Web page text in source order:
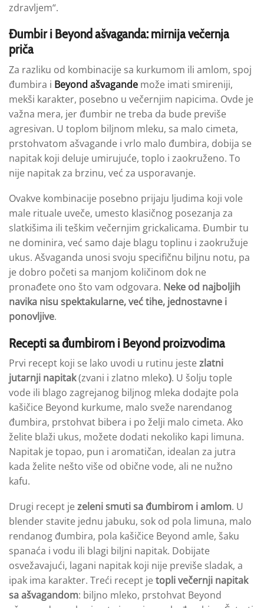
zdravljem“.
Đumbir i Beyond ašvaganda: mirnija večernja
priča
Za razliku od kombinacije sa kurkumom ili amlom, spoj
đumbira i Beyond ašvagande može imati smireniji,
mekši karakter, posebno u večernjim napicima. Ovde je
važna mera, jer đumbir ne treba da bude previše
agresivan. U toplom biljnom mleku, sa malo cimeta,
prstohvatom ašvagande i vrlo malo đumbira, dobija se
napitak koji deluje umirujuće, toplo i zaokruženo. To
nije napitak za brzinu, već za usporavanje.
Ovakve kombinacije posebno prijaju ljudima koji vole
male rituale uveče, umesto klasičnog posezanja za
slatkišima ili teškim večernjim grickalicama. Đumbir tu
ne dominira, već samo daje blagu toplinu i zaokružuje
ukus. Ašvaganda unosi svoju specifičnu biljnu notu, pa
je dobro početi sa manjom količinom dok ne
pronađete ono što vam odgovara. Neke od najboljih
navika nisu spektakularne, već tihe, jednostavne i
ponovljive.
Recepti sa đumbirom i Beyond proizvodima
Prvi recept koji se lako uvodi u rutinu jestezlatni
jutarnji napitak(zvani i zlatno mleko). U šolju tople
vode ili blago zagrejanog biljnog mleka dodajte pola
kašičice Beyond kurkume, malo sveže narendanog
đumbira, prstohvat bibera i po želji malo cimeta. Ako
želite blaži ukus, možete dodati nekoliko kapi limuna.
Napitak je topao, pun i aromatičan, idealan za jutra
kada želite nešto više od obične vode, ali ne nužno
kafu.
Drugi recept jezeleni smuti sa đumbirom i amlom. U
blender stavite jednu jabuku, sok od pola limuna, malo
rendanog đumbira, pola kašičice Beyond amle, šaku
spanaća i vodu ili blagi biljni napitak. Dobijate
osvežavajući, lagani napitak koji nije previše sladak, a
ipak ima karakter. Treći recept jetopli večernji napitak
sa ašvagandom: biljno mleko, prstohvat Beyond